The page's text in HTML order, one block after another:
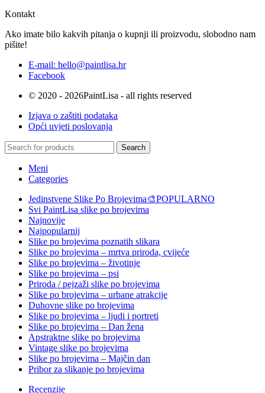
Kontakt
Ako imate bilo kakvih pitanja o kupnji ili proizvodu, slobodno nam
pišite!
E-mail: hello@paintlisa.hr
Facebook
© 2020 - 2026PaintLisa - all rights reserved
Izjava o zaštiti podataka
Opći uvjeti poslovanja
Search
Meni
Categories
Jedinstvene Slike Po Brojevima🎨POPULARNO
Svi PaintLisa slike po brojevima
Najnovije
Najpopularnij
Slike po brojevima poznatih slikara
Slike po brojevima – mrtva priroda, cvijeće
Slike po brojevima – životinje
Slike po brojevima – psi
Priroda / pejzaži slike po brojevima
Slike po brojevima – urbane atrakcije
Duhovne slike po brojevima
Slike po brojevima – ljudi i portreti
Slike po brojevima – Dan žena
Apstraktne slike po brojevima
Vintage slike po brojevima
Slike po brojevima – Majčin dan
Pribor za slikanje po brojevima
Recenzije